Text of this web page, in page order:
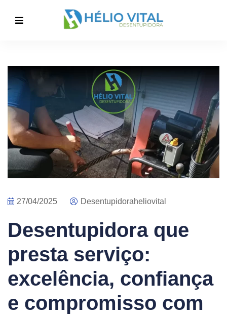
27/04/2025 Desentupidoraheliovital
Desentupidora que
presta serviço:
excelência, confiança
e compromisso com